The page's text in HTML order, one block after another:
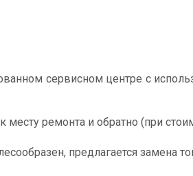
сервисном центре с
месту ремонта и обратно (при
предлагается замена